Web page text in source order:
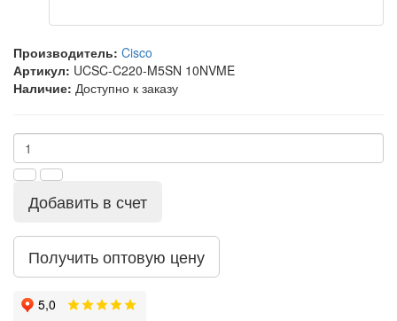
Производитель: Cisco
Артикул: UCSC-C220-M5SN 10NVME
Наличие: Доступно к заказу
Добавить в счет
Получить оптовую цену